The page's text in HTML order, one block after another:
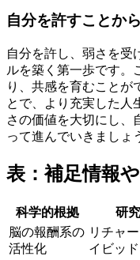
自分を許すことか
自分を許し、弱さを受
ルを築く第一歩です。
り、共感を育むことが
とで、より充実した人
さの価値を大切にし、
って進んでいきましょ
表：補足情報
科学的根拠 研
脳の報酬系の
活性化
リチャ
イビッ